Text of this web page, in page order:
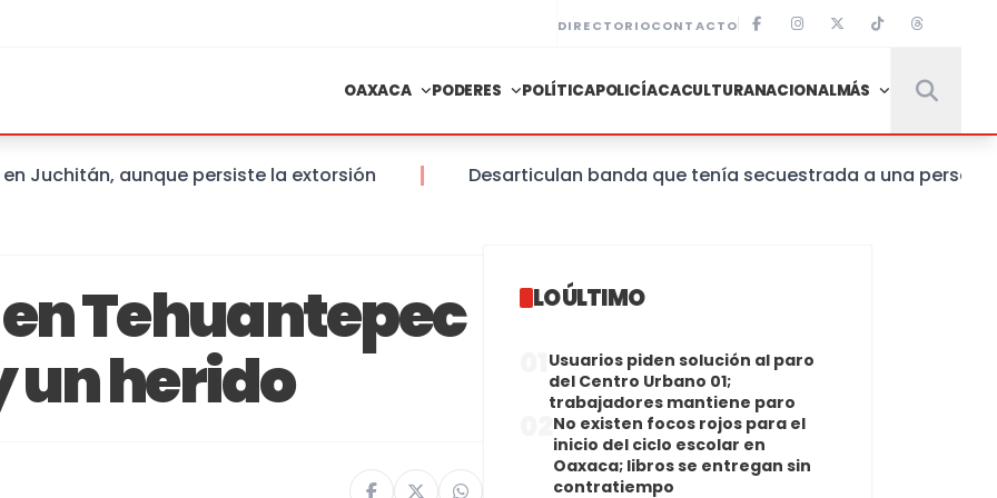
DIRECTORIOCONTACTO
OAXACA PODERES POLÍTICAPOLICÍACACULTURANACIONALMÁS
aunque persiste la extorsión Desarticulan banda que tenía secuestrada a una persona en
Tehuantepec
un herido
LO ÚLTIMO
Usuarios piden solución al paro
del Centro Urbano 01;
trabajadores mantiene paro
No existen focos rojos para el
inicio del ciclo escolar en
Oaxaca; libros se entregan sin
contratiempo